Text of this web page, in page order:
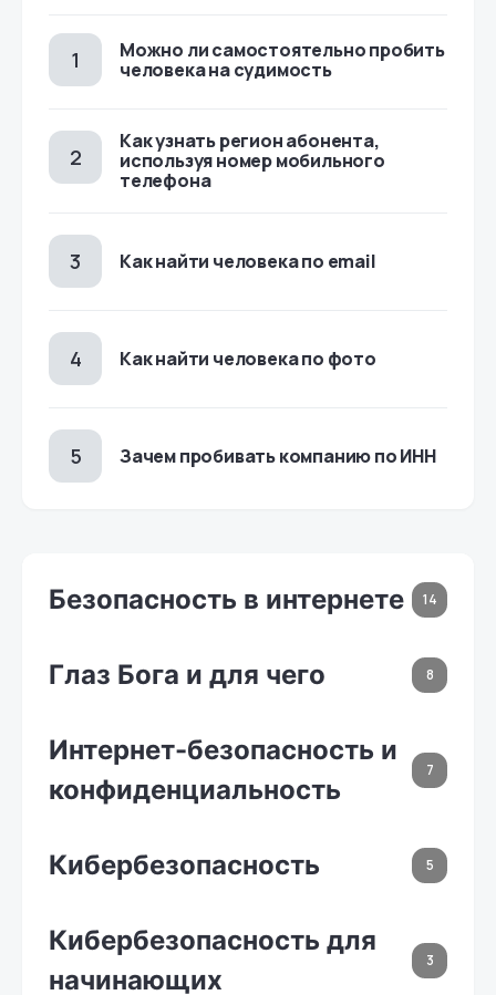
Можно ли самостоятельно пробить
человека на судимость
Как узнать регион абонента,
используя номер мобильного
телефона
Как найти человека по email
Как найти человека по фото
Зачем пробивать компанию по ИНН
Безопасность в интернете 14
Глаз Бога и для чего 8
Интернет-безопасность и
конфиденциальность
7
Кибербезопасность 5
Кибербезопасность для
начинающих
3